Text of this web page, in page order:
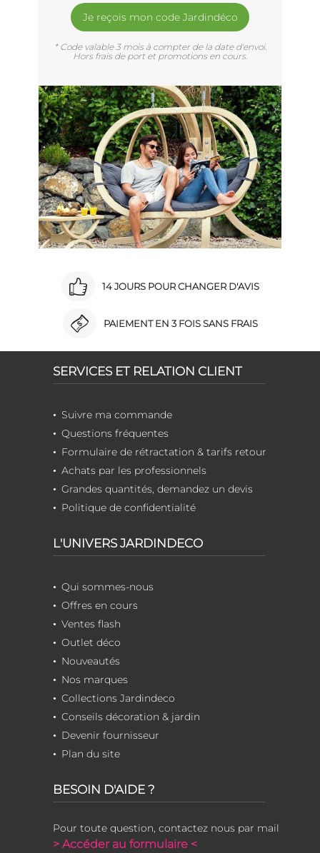
Je reçois mon code Jardindéco
* Code valable 3 mois à compter de la date d'envoi.
Hors frais de port et promotions en cours.
14 JOURS POUR CHANGER D'AVIS
PAIEMENT EN 3 FOIS SANS FRAIS
SERVICES ET RELATION CLIENT
Suivre ma commande
Questions fréquentes
Formulaire de rétractation & tarifs retour
Achats par les professionnels
Grandes quantités, demandez un devis
Politique de confidentialité
L'UNIVERS JARDINDECO
Qui sommes-nous
Offres en cours
Ventes flash
Outlet déco
Nouveautés
Nos marques
Collections Jardindeco
Conseils décoration & jardin
Devenir fournisseur
Plan du site
BESOIN D'AIDE ?
Pour toute question, contactez nous par mail
> Accéder au formulaire <